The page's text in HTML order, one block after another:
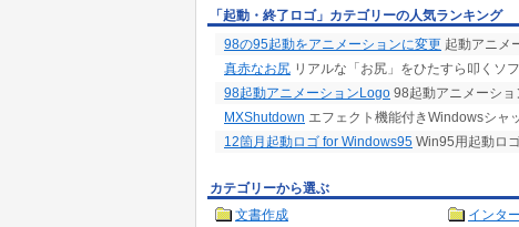
「起動・終了ロゴ」カテゴリーの人気ランキング
98の95起動をアニメーションに変更 起動アニメ
真赤なお尻 リアルな「お尻」をひたすら叩くソ
98起動アニメーションLogo 98起動アニメーシ
MXShutdown エフェクト機能付きWindowsシャ
12箇月起動ロゴ for Windows95 Win95用起動ロ
カテゴリーから選ぶ
文書作成
インタ